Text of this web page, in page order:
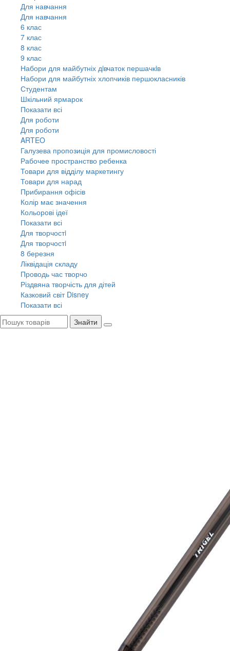
Для навчання
Для навчання
6 клас
7 клас
8 клас
9 клас
Набори для майбутніх дiвчаток першачкiв
Набори для майбутніх хлопчиків першокласників
Студентам
Шкільний ярмарок
Показати всі
Для роботи
Для роботи
ARTEO
Галузева пропозиція для промисловості
Рабочее пространство ребенка
Товари для відділу маркетингу
Товари для нарад
Прибирання офісів
Колір має значення
Кольорові ідеї
Показати всі
Для творчостi
Для творчостi
8 березня
Ліквідація складу
Проводь час творчо
Різдвяна творчість для дітей
Казковий світ Disney
Показати всі
Знайти